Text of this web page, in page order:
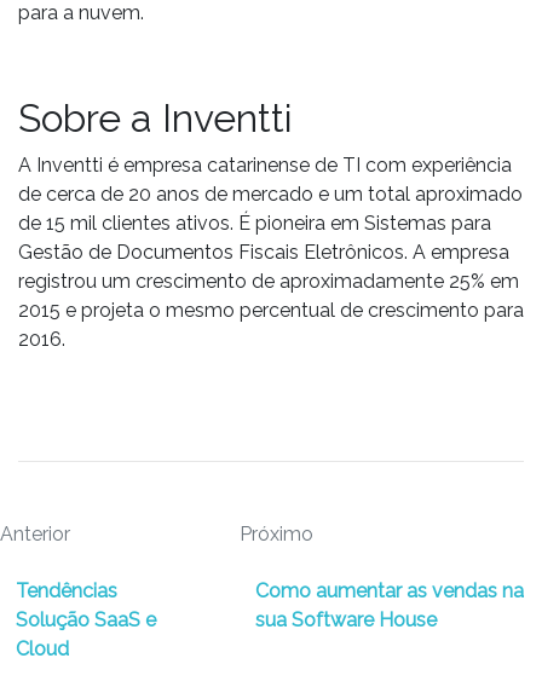
para a nuvem.
Sobre a Inventti
A Inventti é empresa catarinense de TI com experiência
de cerca de 20 anos de mercado e um total aproximado
de 15 mil clientes ativos. É pioneira em Sistemas para
Gestão de Documentos Fiscais Eletrônicos. A empresa
registrou um crescimento de aproximadamente 25% em
2015 e projeta o mesmo percentual de crescimento para
2016.
Anterior
Tendências
Solução SaaS e
Cloud
Próximo
Como aumentar as vendas na
sua Software House